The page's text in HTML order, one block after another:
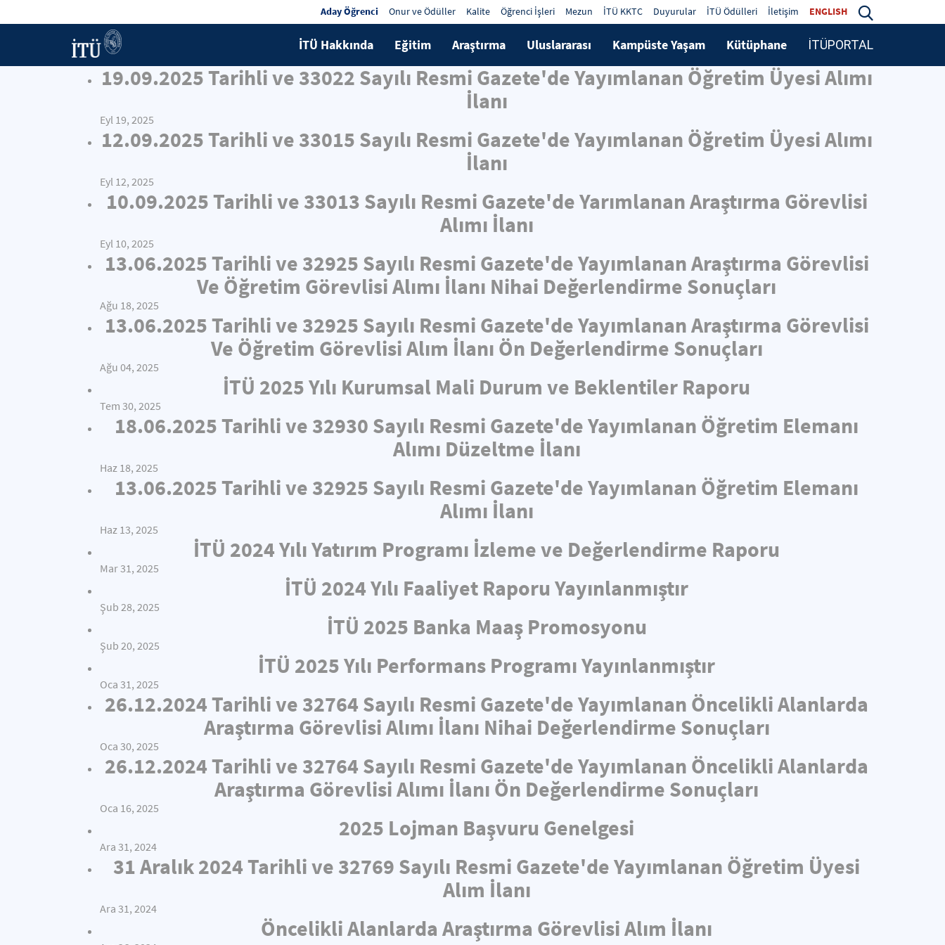
Aday Öğrenci Onur ve Ödüller Kalite Öğrenci İşleri Mezun İTÜ KKTC Duyurular İTÜ Ödülleri İletişim ENGLISH
İTÜ Hakkında Eğitim Araştırma Uluslararası Kampüste Yaşam Kütüphane İTÜPORTAL
19.09.2025 Tarihli ve 33022 Sayılı Resmi Gazete'de Yayımlanan Öğretim Üyesi Alımı
İlanı
Eyl 19, 2025
12.09.2025 Tarihli ve 33015 Sayılı Resmi Gazete'de Yayımlanan Öğretim Üyesi Alımı
İlanı
Eyl 12, 2025
10.09.2025 Tarihli ve 33013 Sayılı Resmi Gazete'de Yarımlanan Araştırma Görevlisi
Alımı İlanı
Eyl 10, 2025
13.06.2025 Tarihli ve 32925 Sayılı Resmi Gazete'de Yayımlanan Araştırma Görevlisi
Ve Öğretim Görevlisi Alımı İlanı Nihai Değerlendirme Sonuçları
Ağu 18, 2025
13.06.2025 Tarihli ve 32925 Sayılı Resmi Gazete'de Yayımlanan Araştırma Görevlisi
Ve Öğretim Görevlisi Alım İlanı Ön Değerlendirme Sonuçları
Ağu 04, 2025
İTÜ 2025 Yılı Kurumsal Mali Durum ve Beklentiler Raporu
Tem 30, 2025
18.06.2025 Tarihli ve 32930 Sayılı Resmi Gazete'de Yayımlanan Öğretim Elemanı
Alımı Düzeltme İlanı
Haz 18, 2025
13.06.2025 Tarihli ve 32925 Sayılı Resmi Gazete'de Yayımlanan Öğretim Elemanı
Alımı İlanı
Haz 13, 2025
İTÜ 2024 Yılı Yatırım Programı İzleme ve Değerlendirme Raporu
Mar 31, 2025
İTÜ 2024 Yılı Faaliyet Raporu Yayınlanmıştır
Şub 28, 2025
İTÜ 2025 Banka Maaş Promosyonu
Şub 20, 2025
İTÜ 2025 Yılı Performans Programı Yayınlanmıştır
Oca 31, 2025
26.12.2024 Tarihli ve 32764 Sayılı Resmi Gazete'de Yayımlanan Öncelikli Alanlarda
Araştırma Görevlisi Alımı İlanı Nihai Değerlendirme Sonuçları
Oca 30, 2025
26.12.2024 Tarihli ve 32764 Sayılı Resmi Gazete'de Yayımlanan Öncelikli Alanlarda
Araştırma Görevlisi Alımı İlanı Ön Değerlendirme Sonuçları
Oca 16, 2025
2025 Lojman Başvuru Genelgesi
Ara 31, 2024
31 Aralık 2024 Tarihli ve 32769 Sayılı Resmi Gazete'de Yayımlanan Öğretim Üyesi
Alım İlanı
Ara 31, 2024
Öncelikli Alanlarda Araştırma Görevlisi Alım İlanı